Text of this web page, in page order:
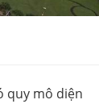
quy mô diện